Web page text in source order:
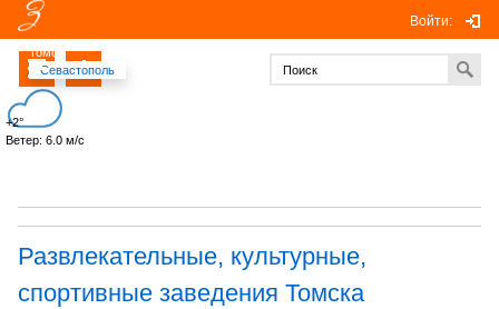
Томск
Севастополь
+2°
Ветер: 6.0 м/с
Войти:
Развлекательные, культурные,
спортивные заведения Томска